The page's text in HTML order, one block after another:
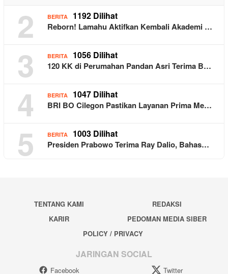
2 BERITA 1192 Dilihat
Reborn! Lamahu Aktifkan Kembali Akademi …
3 BERITA 1056 Dilihat
120 KK di Perumahan Pandan Asri Terima B…
4 BERITA 1047 Dilihat
BRI BO Cilegon Pastikan Layanan Prima Me…
5 BERITA 1003 Dilihat
Presiden Prabowo Terima Ray Dalio, Bahas…
TENTANG KAMI
REDAKSI
KARIR
PEDOMAN MEDIA SIBER
POLICY / PRIVACY
JARINGAN SOCIAL
Facebook Twitter